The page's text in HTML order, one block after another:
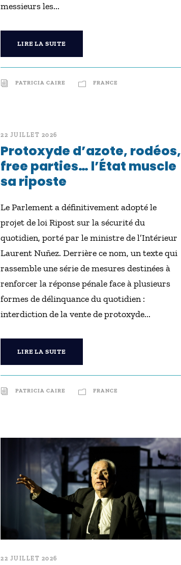
messieurs les...
LIRE LA SUITE
PATRICIA CAIRE FRANCE
22 JUILLET 2026
Protoxyde d’azote, rodéos,
free parties… l’État muscle
sa riposte
Le Parlement a définitivement adopté le
projet de loi Ripost sur la sécurité du
quotidien, porté par le ministre de l’Intérieur
Laurent Nuñez. Derrière ce nom, un texte qui
rassemble une série de mesures destinées à
renforcer la réponse pénale face à plusieurs
formes de délinquance du quotidien :
interdiction de la vente de protoxyde...
LIRE LA SUITE
PATRICIA CAIRE FRANCE
22 JUILLET 2026